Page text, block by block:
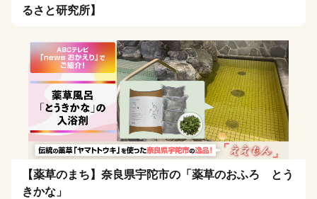
るさと研究所】
【薬草のまち】奈良県宇陀市の「薬草のおふろ とう
きかな」